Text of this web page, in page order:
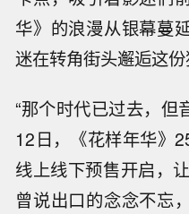
华》的浪漫从银幕蔓
迷在转角街头邂逅这份
“那个时代已过去，但
12日，《花样年华》
线上线下预售开启，
曾说出口的念念不忘